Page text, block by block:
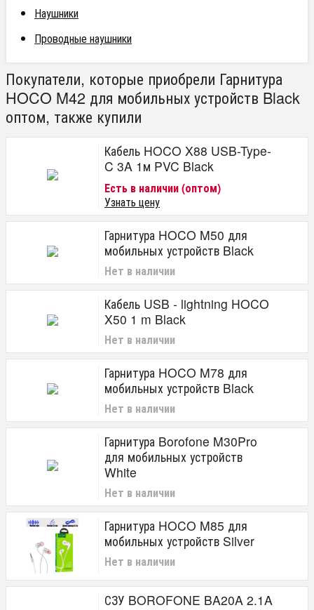
Наушники
Проводные наушники
Покупатели, которые приобрели Гарнитура
HOCO M42 для мобильных устройств Black
оптом, также купили
Кабель HOCO X88 USB-Type-
C 3A 1м PVC Black
Есть в наличии (оптом)
Узнать цену
Гарнитура HOCO M50 для
мобильных устройств Black
Нет в наличии
Кабель USB - lightning HOCO
X50 1 m Black
Нет в наличии
Гарнитура HOCO M78 для
мобильных устройств Black
Нет в наличии
Гарнитура Borofone M30Pro
для мобильных устройств
White
Нет в наличии
Гарнитура HOCO M85 для
мобильных устройств Silver
Нет в наличии
СЗУ BOROFONE BA20A 2.1A